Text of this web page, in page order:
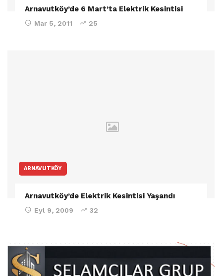
Arnavutköy’de 6 Mart’ta Elektrik Kesintisi
Mar 5, 2011 25
ARNAVUTKÖY
Arnavutköy’de Elektrik Kesintisi Yaşandı
Eyl 9, 2009 32